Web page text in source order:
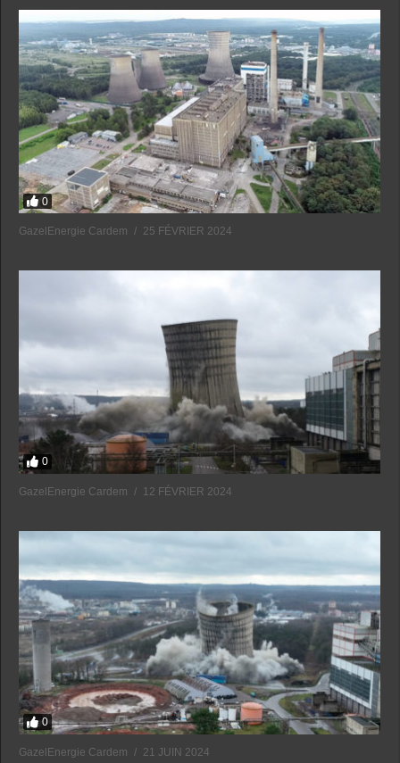
0
GazelEnergie Cardem 25 FÉVRIER 2024
0
GazelEnergie Cardem 12 FÉVRIER 2024
0
GazelEnergie Cardem 21 JUIN 2024